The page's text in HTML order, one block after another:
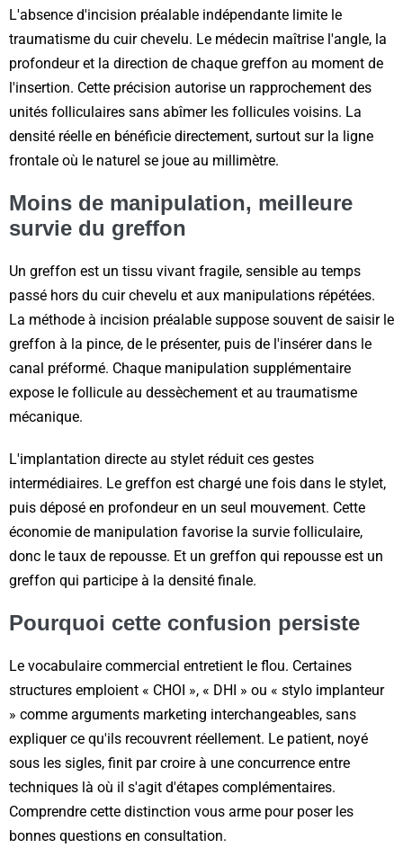
L'absence d'incision préalable indépendante limite le
traumatisme du cuir chevelu. Le médecin maîtrise l'angle, la
profondeur et la direction de chaque greffon au moment de
l'insertion. Cette précision autorise un rapprochement des
unités folliculaires sans abîmer les follicules voisins. La
densité réelle en bénéficie directement, surtout sur la ligne
frontale où le naturel se joue au millimètre.
Moins de manipulation, meilleure
survie du greffon
Un greffon est un tissu vivant fragile, sensible au temps
passé hors du cuir chevelu et aux manipulations répétées.
La méthode à incision préalable suppose souvent de saisir le
greffon à la pince, de le présenter, puis de l'insérer dans le
canal préformé. Chaque manipulation supplémentaire
expose le follicule au dessèchement et au traumatisme
mécanique.
L'implantation directe au stylet réduit ces gestes
intermédiaires. Le greffon est chargé une fois dans le stylet,
puis déposé en profondeur en un seul mouvement. Cette
économie de manipulation favorise la survie folliculaire,
donc le taux de repousse. Et un greffon qui repousse est un
greffon qui participe à la densité finale.
Pourquoi cette confusion persiste
Le vocabulaire commercial entretient le flou. Certaines
structures emploient « CHOI », « DHI » ou « stylo implanteur
» comme arguments marketing interchangeables, sans
expliquer ce qu'ils recouvrent réellement. Le patient, noyé
sous les sigles, finit par croire à une concurrence entre
techniques là où il s'agit d'étapes complémentaires.
Comprendre cette distinction vous arme pour poser les
bonnes questions en consultation.